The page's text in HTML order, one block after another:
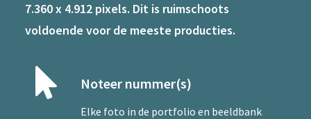
7.360 x 4.912 pixels. Dit is ruimschoots
voldoende voor de meeste producties.
Noteer nummer(s)
Elke foto in de portfolio en beeldbank